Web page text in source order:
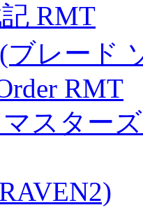
RMT
ブレード
RMT
スター